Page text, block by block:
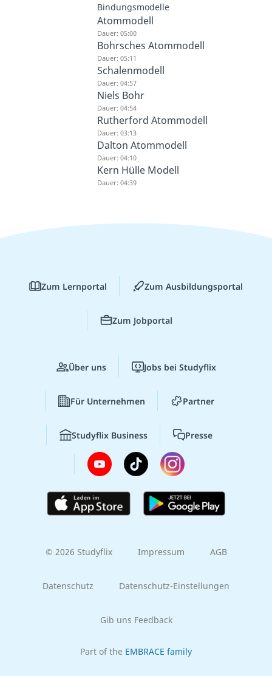
Bindungsmodelle
Atommodell
Dauer: 05:00
Bohrsches Atommodell
Dauer: 05:11
Schalenmodell
Dauer: 04:57
Niels Bohr
Dauer: 04:54
Rutherford Atommodell
Dauer: 03:13
Dalton Atommodell
Dauer: 04:10
Kern Hülle Modell
Dauer: 04:39
Zum Lernportal Zum Ausbildungsportal
Zum Jobportal
Über uns Jobs bei Studyflix
Für Unternehmen Partner
Studyflix Business Presse
© 2026 Studyflix Impressum AGB
Datenschutz Datenschutz-Einstellungen
Gib uns Feedback
Part of the EMBRACE family